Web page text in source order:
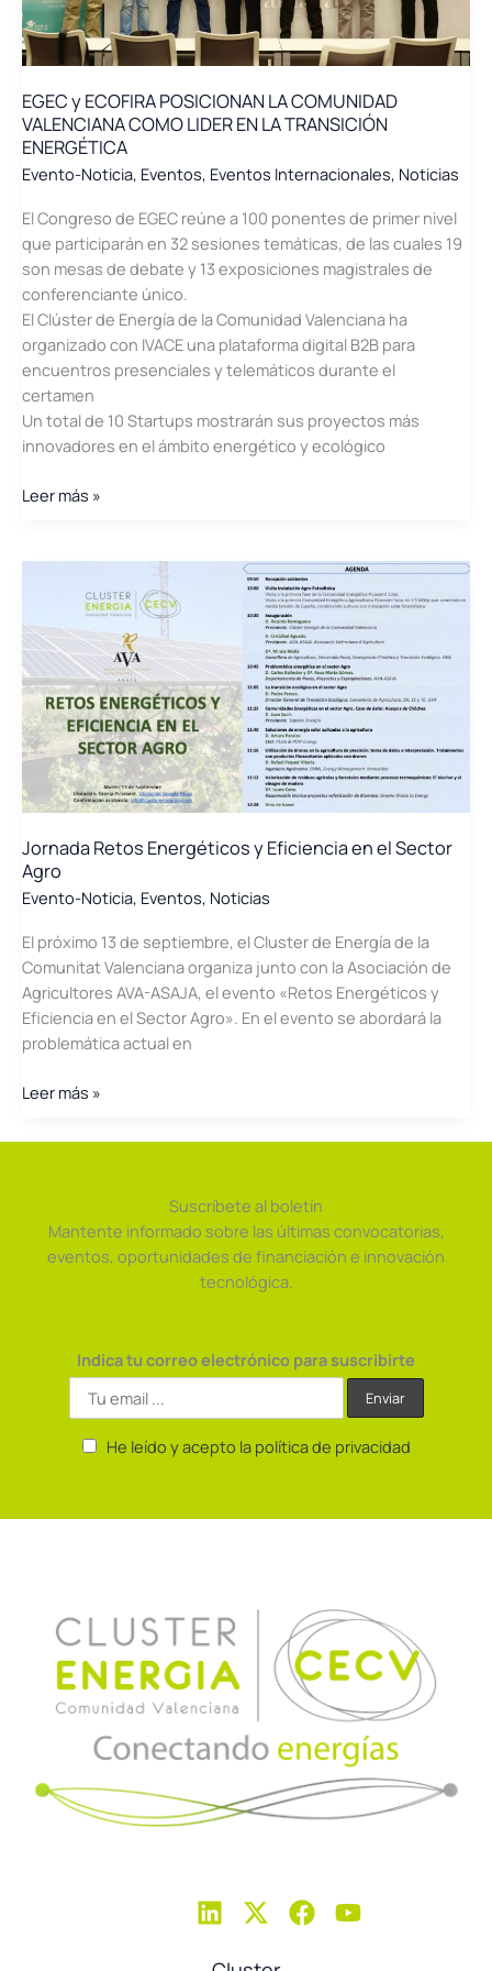
EGEC y ECOFIRA POSICIONAN LA COMUNIDAD
VALENCIANA COMO LIDER EN LA TRANSICIÓN
ENERGÉTICA
Evento-Noticia, Eventos, Eventos Internacionales, Noticias
El Congreso de EGEC reúne a 100 ponentes de primer nivel
que participarán en 32 sesiones temáticas, de las cuales 19
son mesas de debate y 13 exposiciones magistrales de
conferenciante único.
El Clúster de Energía de la Comunidad Valenciana ha
organizado con IVACE una plataforma digital B2B para
encuentros presenciales y telemáticos durante el
certamen
Un total de 10 Startups mostrarán sus proyectos más
innovadores en el ámbito energético y ecológico
EGEC
COMUNIDAD
VALENCIANA
COMO
LIDER
EN
LA
TRANSICIÓN
ENERGÉTICA
Leer más »
Jornada Retos Energéticos y Eficiencia en el Sector
Agro
Evento-Noticia, Eventos, Noticias
El próximo 13 de septiembre, el Cluster de Energía de la
Comunitat Valenciana organiza junto con la Asociación de
Agricultores AVA-ASAJA, el evento «Retos Energéticos y
Eficiencia en el Sector Agro». En el evento se abordará la
problemática actual en
Jornada
Energéticos
Sector
Leer más »
Suscríbete al boletín
Mantente informado sobre las últimas convocatorias,
eventos, oportunidades de financiación e innovación
tecnológica.
Indica tu correo electrónico para suscribirte
He leído y acepto la política de privacidad